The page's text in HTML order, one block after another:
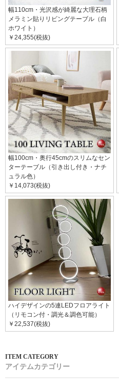
幅110cm・光沢感が綺麗な大理石柄
メラミン貼りリビングテーブル（白
ホワイト）
￥24,355(税抜)
幅100cm・奥行45cmのスリムなセン
ターテーブル（引き出し付き・ナチ
ュラル色）
￥14,073(税抜)
ハイデザインの5連LEDフロアライト
（リモコン付・調光＆調色可能）
￥22,537(税抜)
アイテムカテゴリー